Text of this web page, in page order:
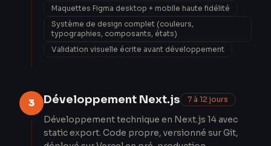
Maquettes Figma desktop + mobile haute fidélité
Système de design complet (couleurs,
typographies, composants, états)
Validation visuelle écrite avant développement
3 Développement Next.js 7 à 12 jours
Développement technique en Next.js 14 avec
static export. Code propre, versionné sur Git,